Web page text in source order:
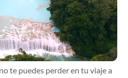
te puedes perder en tu viaje a